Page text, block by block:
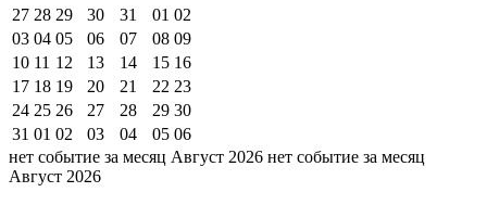
27 28 29 30 31 01 02
03 04 05 06 07 08 09
10 11 12 13 14 15 16
17 18 19 20 21 22 23
24 25 26 27 28 29 30
31 01 02 03 04 05 06
нет событие за месяц Август 2026 нет событие за месяц
Август 2026